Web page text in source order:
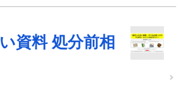
資料 処分前相